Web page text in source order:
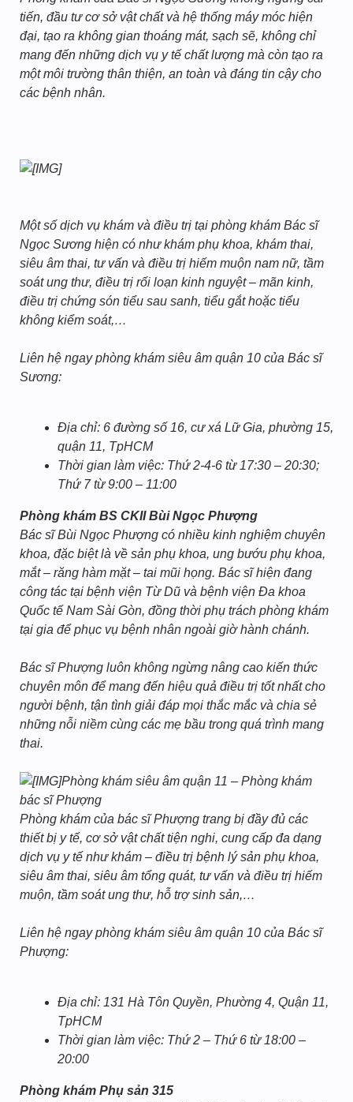
tiến, đầu tư cơ sở vật chất và hệ thống máy móc hiện
đại, tạo ra không gian thoáng mát, sạch sẽ, không chỉ
mang đến những dịch vụ y tế chất lượng mà còn tạo ra
một môi trường thân thiện, an toàn và đáng tin cậy cho
các bệnh nhân.
Một số dịch vụ khám và điều trị tại phòng khám Bác sĩ
Ngọc Sương hiện có như khám phụ khoa, khám thai,
siêu âm thai, tư vấn và điều trị hiếm muộn nam nữ, tầm
soát ung thư, điều trị rối loạn kinh nguyệt – mãn kinh,
điều trị chứng són tiểu sau sanh, tiểu gắt hoặc tiểu
không kiểm soát,…
Liên hệ ngay phòng khám siêu âm quận 10 của Bác sĩ
Sương:
Địa chỉ: 6 đường số 16, cư xá Lữ Gia, phường 15,
quận 11, TpHCM
Thời gian làm việc: Thứ 2-4-6 từ 17:30 – 20:30;
Thứ 7 từ 9:00 – 11:00
Phòng khám BS CKII Bùi Ngọc Phượng
Bác sĩ Bùi Ngọc Phượng có nhiều kinh nghiệm chuyên
khoa, đặc biệt là về sản phụ khoa, ung bướu phụ khoa,
mắt – răng hàm mặt – tai mũi họng. Bác sĩ hiện đang
công tác tại bệnh viện Từ Dũ và bệnh viện Đa khoa
Quốc tế Nam Sài Gòn, đồng thời phụ trách phòng khám
tại gia để phục vụ bệnh nhân ngoài giờ hành chánh.
Bác sĩ Phượng luôn không ngừng nâng cao kiến thức
chuyên môn để mang đến hiệu quả điều trị tốt nhất cho
người bệnh, tận tình giải đáp mọi thắc mắc và chia sẻ
những nỗi niềm cùng các mẹ bầu trong quá trình mang
thai.
Phòng khám siêu âm quận 11 – Phòng khám
bác sĩ Phượng
Phòng khám của bác sĩ Phượng trang bị đầy đủ các
thiết bị y tế, cơ sở vật chất tiện nghi, cung cấp đa dạng
dịch vụ y tế như khám – điều trị bệnh lý sản phụ khoa,
siêu âm thai, siêu âm tổng quát, tư vấn và điều trị hiếm
muộn, tầm soát ung thư, hỗ trợ sinh sản,…
Liên hệ ngay phòng khám siêu âm quận 10 của Bác sĩ
Phượng:
Địa chỉ: 131 Hà Tôn Quyền, Phường 4, Quận 11,
TpHCM
Thời gian làm việc: Thứ 2 – Thứ 6 từ 18:00 –
20:00
Phòng khám Phụ sản 315